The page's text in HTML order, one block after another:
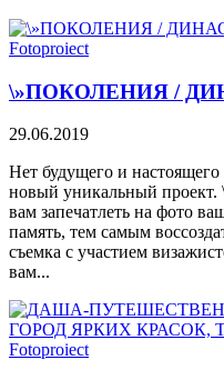
Fotoproiect
\»ПОКОЛЕНИЯ /
29.06.2019
Нет будущего и
новый уникальный проект.
вам запечатлеть на фото
память, тем самым
съемка с участием
вам...
Fotoproiect